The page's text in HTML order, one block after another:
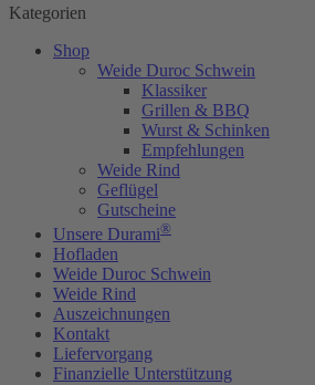
Kategorien
Shop
Weide Duroc Schwein
Klassiker
Grillen & BBQ
Wurst & Schinken
Empfehlungen
Weide Rind
Geflügel
Gutscheine
Unsere Durami®
Hofladen
Weide Duroc Schwein
Weide Rind
Auszeichnungen
Kontakt
Liefervorgang
Finanzielle Unterstützung